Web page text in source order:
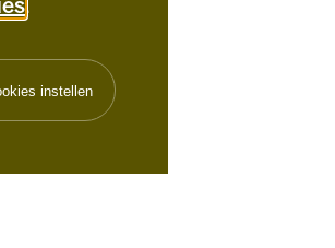
.
instellen